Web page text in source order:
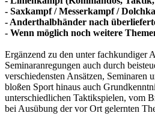
- Saxkampf / Messerkampf /
- Anderthalbhänder nach
- Wenn möglich noch weitere
Ergänzend zu den unter fachkundiger
Seminaranregungen auch durch
verschiedensten Ansätzen,
bloßen Sport hinaus auch
unterschiedlichen Taktikspielen, vom
bei Ausübung der vor Ort gelernten